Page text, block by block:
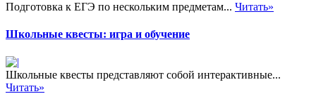
Подготовка к ЕГЭ по нескольким предметам... Читать»
Школьные квесты: игра и обучение
Школьные квесты представляют собой интерактивные...
Читать»